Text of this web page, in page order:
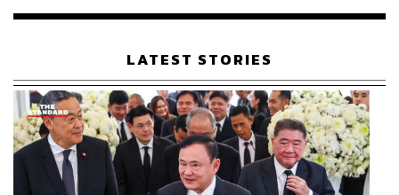
เรือนไทยที่ถูกซุกไว้
LATEST STORIES